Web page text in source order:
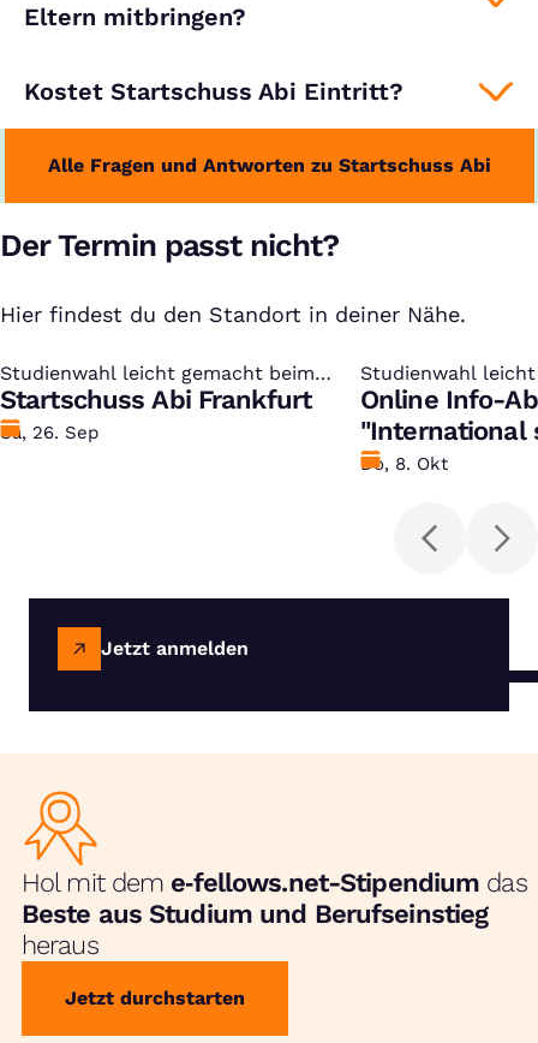
Eltern mitbringen?
Kostet Startschuss Abi Eintritt?
Alle Fragen und Antworten zu Startschuss Abi
Der Termin passt nicht?
Hier findest du den Standort in deiner Nähe.
Studienwahl leicht gemacht beim
kostenlosen Studien-Infotag
:
Startschuss Abi Frankfurt
Datum
Sa, 26. Sep
Studienwahl
kostenlosen
:
Online Info-
"International
Datum
Do, 8. Okt
Jetzt anmelden
Hol mit dem e‑fellows.net-Stipendium das
Beste aus Studium und Berufseinstieg
heraus
Jetzt durchstarten